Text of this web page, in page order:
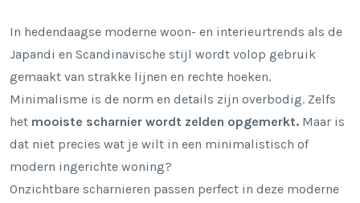
In hedendaagse moderne woon- en interieurtrends als de
Japandi en Scandinavische stijl wordt volop gebruik
gemaakt van strakke lijnen en rechte hoeken.
Minimalisme is de norm en details zijn overbodig. Zelfs
het mooiste scharnier wordt zelden opgemerkt. Maar is
dat niet precies wat je wilt in een minimalistisch of
modern ingerichte woning?
Onzichtbare scharnieren passen perfect in deze moderne